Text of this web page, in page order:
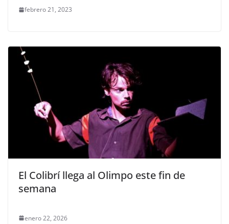
febrero 21, 2023
El Colibrí llega al Olimpo este fin de
semana
enero 22, 2026